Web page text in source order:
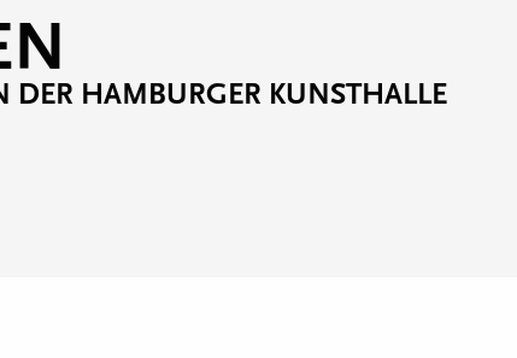
HAMBURGER KUNSTHALLE